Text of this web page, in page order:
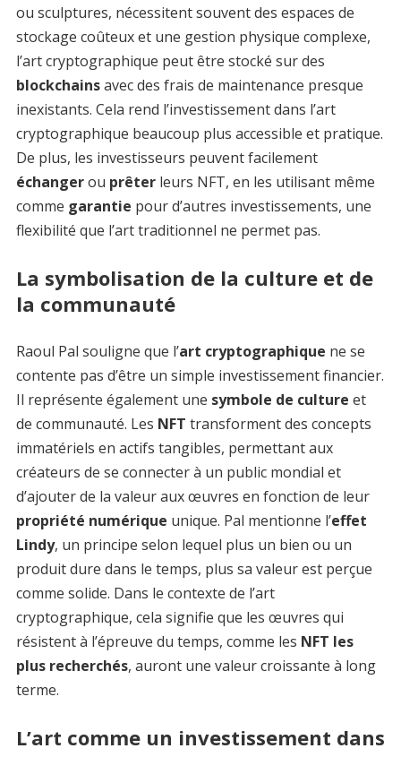
ou sculptures, nécessitent souvent des espaces de
stockage coûteux et une gestion physique complexe,
l’art cryptographique peut être stocké sur des
blockchainsavec des frais de maintenance presque
inexistants. Cela rend l’investissement dans l’art
cryptographique beaucoup plus accessible et pratique.
De plus, les investisseurs peuvent facilement
échangerou prêterleurs NFT, en les utilisant même
comme garantie pour d’autres investissements, une
flexibilité que l’art traditionnel ne permet pas.
La symbolisation de la culture et de
la communauté
Raoul Pal souligne que l’art cryptographique ne se
contente pas d’être un simple investissement financier.
Il représente également une symbole de culture et
de communauté. Les NFT transforment des concepts
immatériels en actifs tangibles, permettant aux
créateurs de se connecter à un public mondial et
d’ajouter de la valeur aux œuvres en fonction de leur
propriété numérique unique. Pal mentionne l’effet
Lindy, un principe selon lequel plus un bien ou un
produit dure dans le temps, plus sa valeur est perçue
comme solide. Dans le contexte de l’art
cryptographique, cela signifie que les œuvres qui
résistent à l’épreuve du temps, comme les NFT les
plus recherchés, auront une valeur croissante à long
terme.
L’art comme un investissement dans